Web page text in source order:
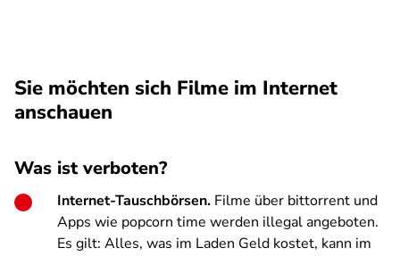
Sie möchten sich Filme im Internet
anschauen
Was ist verboten?
Internet-Tauschbörsen. Filme über bittorrent und
Apps wie popcorn time werden illegal angeboten.
Es gilt: Alles, was im Laden Geld kostet, kann im